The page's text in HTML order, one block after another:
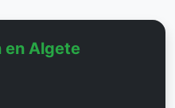
en Algete